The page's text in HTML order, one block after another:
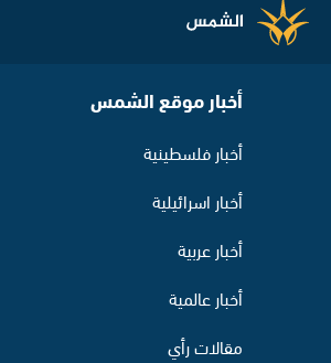
أخبار موقع الشمس
أخبار فلسطينية
أخبار اسرائيلية
أخبار عربية
أخبار عالمية
مقالات رأي